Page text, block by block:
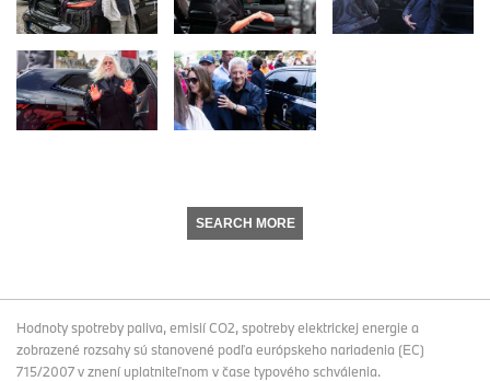
SEARCH MORE
Hodnoty spotreby paliva, emisií CO2, spotreby elektrickej energie a
zobrazené rozsahy sú stanovené podľa európskeho nariadenia (EC)
715/2007 v znení uplatniteľnom v čase typového schválenia.